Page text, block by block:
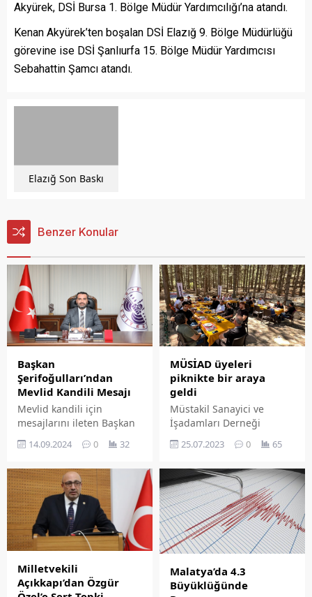
Akyürek, DSİ Bursa 1. Bölge Müdür Yardımcılığı’na atandı.
Kenan Akyürek’ten boşalan DSİ Elazığ 9. Bölge Müdürlüğü
görevine ise DSİ Şanlıurfa 15. Bölge Müdür Yardımcısı
Sebahattin Şamcı atandı.
Elazığ Son Baskı
Benzer Konular
Başkan
Şerifoğulları’ndan
Mevlid Kandili Mesajı
Mevlid kandili için
mesajlarını ileten Başkan
Şerifoğulları, Başkan
Şerifoğulları mesajında
rahmet, insanlığa kurtuluş
rehberi olarak gönderilen
Peygamber Efendimiz
(S.A.V)’in dünyaya
teşriflerinin yıl dönümü
olan Mevlid Kandili’ni
idrak etmenin huzur ve
mutluluğunu yaşıyoruz.
Sevgili Peygamberimiz
14.09.2024 0 32
MÜSİAD üyeleri
piknikte bir araya
geldi
Müstakil Sanayici ve
İşadamları Derneği
(MÜSİAD) Elazığ şubesi,
aileler ile piknik
güzelliklerini tanıtma
etkinliği düzenlendi.
Sivrice İlçesinde İl Özel
İdaresi tarafından işletilen
'Akpınar Cafe &
Restoran'da MÜSİAD
katılımıyla gerçekleşti.
25.07.2023 0 65
Milletvekili
Açıkkapı’dan Özgür
Malatya’da 4.3
Büyüklüğünde